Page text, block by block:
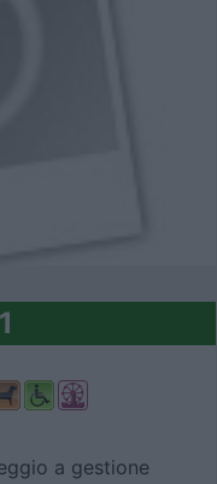
1
a gestione